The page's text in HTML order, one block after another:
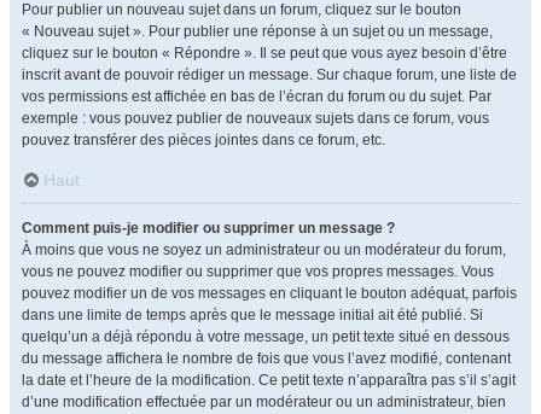
Pour publier un nouveau sujet dans un forum, cliquez sur le bouton
« Nouveau sujet ». Pour publier une réponse à un sujet ou un message,
cliquez sur le bouton « Répondre ». Il se peut que vous ayez besoin d’être
inscrit avant de pouvoir rédiger un message. Sur chaque forum, une liste de
vos permissions est affichée en bas de l’écran du forum ou du sujet. Par
exemple : vous pouvez publier de nouveaux sujets dans ce forum, vous
pouvez transférer des pièces jointes dans ce forum, etc.
Haut
Comment puis-je modifier ou supprimer un message ?
À moins que vous ne soyez un administrateur ou un modérateur du forum,
vous ne pouvez modifier ou supprimer que vos propres messages. Vous
pouvez modifier un de vos messages en cliquant le bouton adéquat, parfois
dans une limite de temps après que le message initial ait été publié. Si
quelqu’un a déjà répondu à votre message, un petit texte situé en dessous
du message affichera le nombre de fois que vous l’avez modifié, contenant
la date et l’heure de la modification. Ce petit texte n’apparaîtra pas s’il s’agit
d’une modification effectuée par un modérateur ou un administrateur, bien